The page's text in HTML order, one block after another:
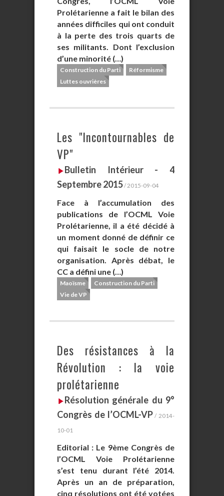
Prolétarienne a fait le bilan des
années difficiles qui ont conduit
à la perte des trois quarts de
ses militants. Dont l’exclusion
d’une minorité (…)
Construction du Parti
Réformisme
Luttes ouvrières
Les "Incontournables de
VP"
Bulletin Intérieur - 4
Septembre 2015/ 2015-09-04
Face à l’accumulation des
publications de l’OCML Voie
Prolétarienne, il a été décidé à
un moment donné de définir ce
qui faisait le socle de notre
organisation. Après débat, le
CC a défini une (…)
Maoïsme
Construction du Parti
Vie de VP
Des résistances à la
Révolution : la voie
prolétarienne
Résolution générale du 9°
Congrès de l’OCML-VP/ 2014-
10-01
Editorial : Le 9ème Congrès de
l’OCML Voie Prolétarienne
s’est tenu durant l’été 2014.
Après un an de préparation,
cinq résolutions ont été votées